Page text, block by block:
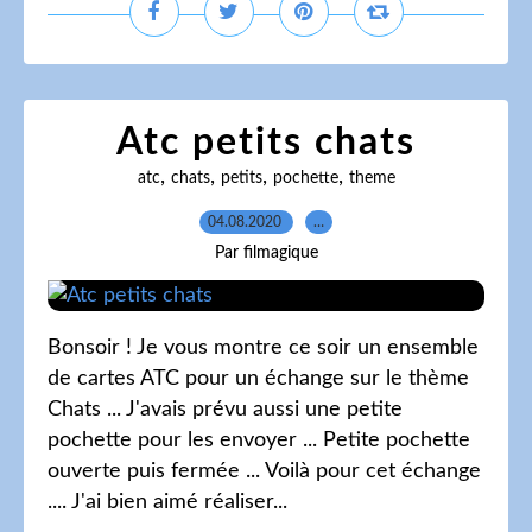
Atc petits chats
atc, chats, petits, pochette, theme
04.08.2020 …
Par filmagique
Bonsoir ! Je vous montre ce soir un ensemble
de cartes ATC pour un échange sur le thème
Chats ... J'avais prévu aussi une petite
pochette pour les envoyer ... Petite pochette
ouverte puis fermée ... Voilà pour cet échange
.... J'ai bien aimé réaliser...